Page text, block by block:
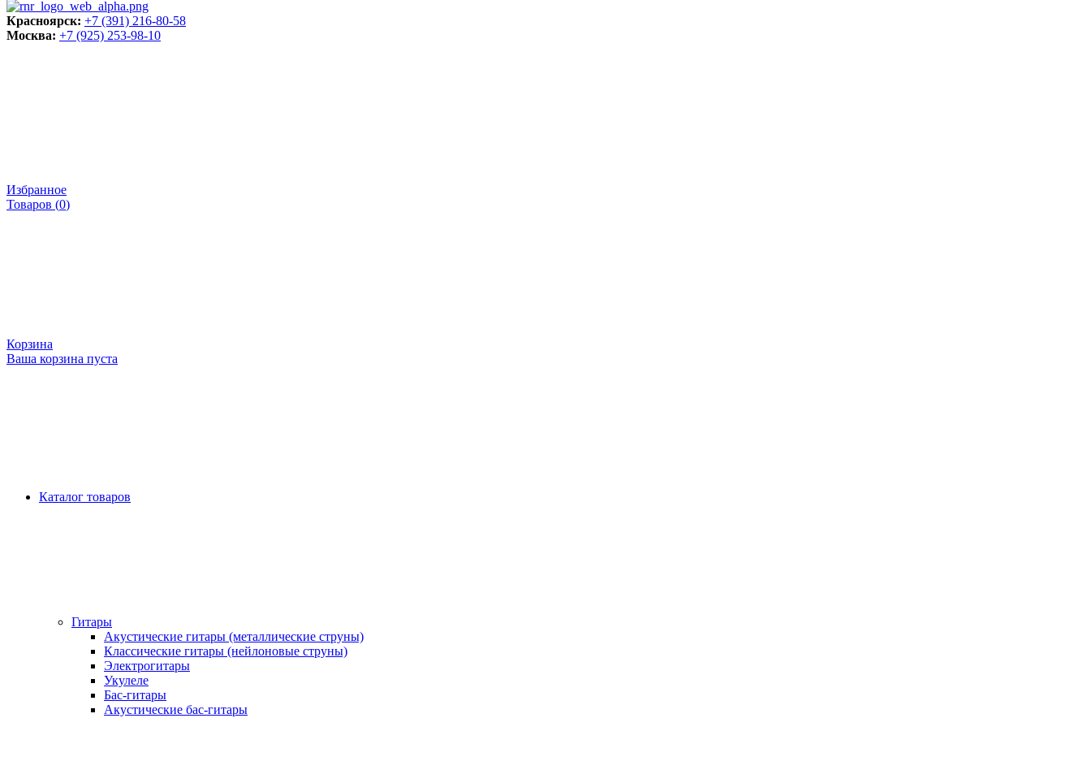
Красноярск: +7 (391) 216-80-58
Москва: +7 (925) 253-98-10
Избранное
Товаров (0)
Корзина
Ваша корзина пуста
Каталог товаров
Гитары
Акустические гитары (металлические струны)
Классические гитары (нейлоновые струны)
Электрогитары
Укулеле
Бас-гитары
Акустические бас-гитары